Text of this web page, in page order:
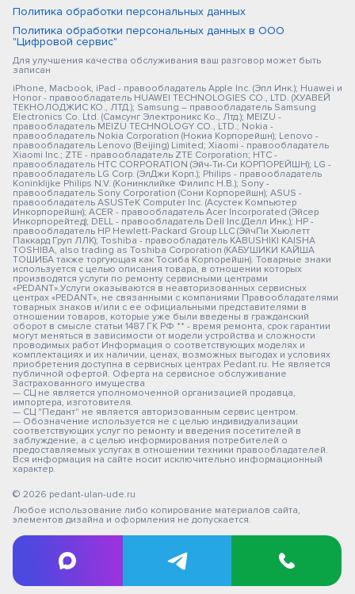
Политика обработки персональных данных
Политика обработки персональных данных в ООО
"Цифровой сервис"
Для улучшения качества обслуживания ваш разговор может быть
записан
iPhone, Macbook, iPad - правообладатель Apple Inc. (Эпл Инк.); Huawei и
Honor - правообладатель HUAWEI TECHNOLOGIES CO., LTD. (ХУАВЕЙ
ТЕКНОЛОДЖИС КО., ЛТД.); Samsung – правообладатель Samsung
Electronics Co. Ltd. (Самсунг Электроникс Ко., Лтд.); MEIZU -
правообладатель MEIZU TECHNOLOGY CO., LTD.; Nokia -
правообладатель Nokia Corporation (Нокиа Корпорейшн); Lenovo -
правообладатель Lenovo (Beijing) Limited; Xiaomi - правообладатель
Xiaomi Inc.; ZTE - правообладатель ZTE Corporation; HTC -
правообладатель HTC CORPORATION (Эйч-Ти-Си КОРПОРЕЙШН); LG -
правообладатель LG Corp. (ЭлДжи Корп.); Philips - правообладатель
Koninklijke Philips N.V. (Конинклийке Филипс Н.В.); Sony -
правообладатель Sony Corporation (Сони Корпорейшн); ASUS -
правообладатель ASUSTeK Computer Inc. (Асустек Компьютер
Инкорпорейшн); ACER - правообладатель Acer Incorporated (Эйсер
Инкорпорейтед); DELL - правообладатель Dell Inc.(Делл Инк.); HP -
правообладатель HP Hewlett-Packard Group LLC (ЭйчПи Хьюлетт
Паккард Груп ЛЛК); Toshiba - правообладатель KABUSHIKI KAISHA
TOSHIBA, also trading as Toshiba Corporation (КАБУШИКИ КАЙША
ТОШИБА также торгующая как Тосиба Корпорейшн). Товарные знаки
используется с целью описания товара, в отношении которых
производятся услуги по ремонту сервисными центрами
«PEDANT».Услуги оказываются в неавторизованных сервисных
центрах «PEDANT», не связанными с компаниями Правообладателями
товарных знаков и/или с ее официальными представителями в
отношении товаров, которые уже были введены в гражданский
оборот в смысле статьи 1487 ГК РФ ** - время ремонта, срок гарантии
могут меняться в зависимости от модели устройства и сложности
проводимых работ Информация о соответствующих моделях и
комплектациях и их наличии, ценах, возможных выгодах и условиях
приобретения доступна в сервисных центрах Pedant.ru. Не является
публичной офертой. Оферта на сервисное обслуживание
Застрахованного имущества
— СЦ не является уполномоченной организацией продавца,
импортера, изготовителя.
— СЦ "Педант" не является авторизованным сервис центром.
— Обозначение используется не с целью индивидуализации
соответствующих услуг по ремонту и введения посетителей в
заблуждение, а с целью информирования потребителей о
предоставляемых услугах в отношении техники правообладателей.
Вся информация на сайте носит исключительно информационный
характер.
© 2026 pedant-ulan-ude.ru
Любое использование либо копирование материалов сайта,
элементов дизайна и оформления не допускается.